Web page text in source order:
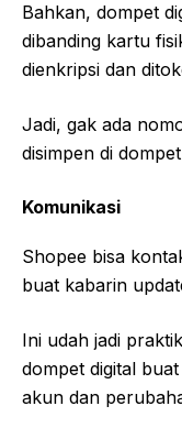
Bahkan, dompet
dibanding kartu
dienkripsi dan
Jadi, gak ada
disimpen di
Komunikasi
Shopee bisa
buat kabarin
Ini udah jadi
dompet digital
akun dan